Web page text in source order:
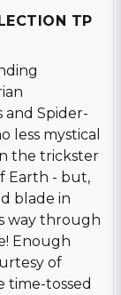
TP
and Spider-
less mystical
the trickster
Earth - but,
blade in
way through
Enough
of
time-tossed